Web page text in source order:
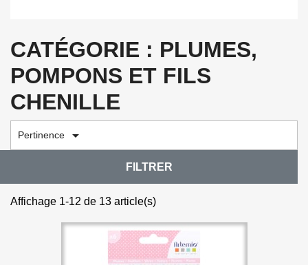
CATÉGORIE : PLUMES,
POMPONS ET FILS
CHENILLE
Pertinence 
FILTRER
Affichage 1-12 de 13 article(s)